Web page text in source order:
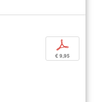
p
€ 9,95